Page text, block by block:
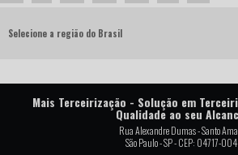
Selecione a região do Brasil
Mais Terceirização - Solução em
Qualidade ao seu
Rua Alexandre Dumas - Santo
São Paulo - SP - CEP: 04717-004